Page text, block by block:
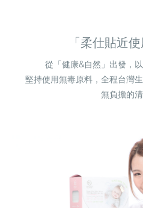
「柔仕貼近
從「健康&自然」出發，
堅持使用無毒原料，全程台灣
無負擔的